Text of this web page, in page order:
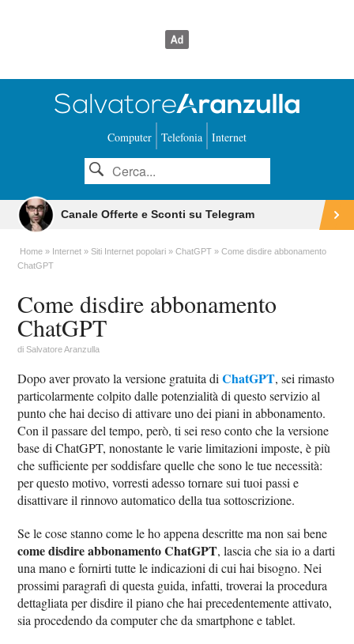
Computer Telefonia Internet
Canale Offerte e Sconti su Telegram
Home Internet Siti Internet popolari ChatGPT
Come disdire abbonamento
ChatGPT
Come disdire abbonamento
ChatGPT
diSalvatore Aranzulla
Dopo aver provato la versione gratuita diChatGPT, sei rimasto
particolarmente colpito dalle potenzialità di questo servizio al
punto che hai deciso di attivare uno dei piani in abbonamento.
Con il passare del tempo, però, ti sei reso conto che la versione
base di ChatGPT, nonostante le varie limitazioni imposte, è più
che sufficiente per soddisfare quelle che sono le tue necessità:
per questo motivo, vorresti adesso tornare sui tuoi passi e
disattivare il rinnovo automatico della tua sottoscrizione.
Se le cose stanno come le ho appena descritte ma non sai bene
come disdire abbonamento ChatGPT, lascia che sia io a darti
una mano e fornirti tutte le indicazioni di cui hai bisogno. Nei
prossimi paragrafi di questa guida, infatti, troverai la procedura
dettagliata per disdire il piano che hai precedentemente attivato,
sia procedendo da computer che da smartphone e tablet.